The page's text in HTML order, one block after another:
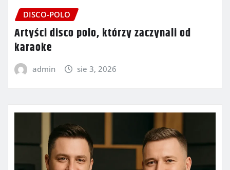
DISCO-POLO
Artyści disco polo, którzy zaczynali od
karaoke
admin sie 3, 2026